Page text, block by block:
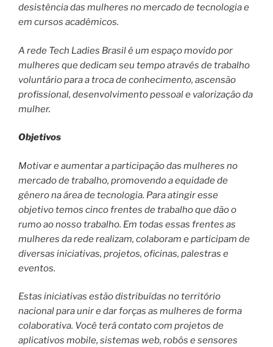
desistência das mulheres no mercado de tecnologia e
em cursos acadêmicos.
A rede Tech Ladies Brasil é um espaço movido por
mulheres que dedicam seu tempo através de trabalho
voluntário para a troca de conhecimento, ascensão
profissional, desenvolvimento pessoal e valorização da
mulher.
Objetivos
Motivar e aumentar a participação das mulheres no
mercado de trabalho, promovendo a equidade de
gênero na área de tecnologia. Para atingir esse
objetivo temos cinco frentes de trabalho que dão o
rumo ao nosso trabalho. Em todas essas frentes as
mulheres da rede realizam, colaboram e participam de
diversas iniciativas, projetos, oficinas, palestras e
eventos.
Estas iniciativas estão distribuídas no território
nacional para unir e dar forças as mulheres de forma
colaborativa. Você terá contato com projetos de
aplicativos mobile, sistemas web, robôs e sensores